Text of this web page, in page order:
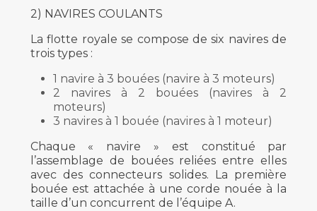
2) NAVIRES COULANTS
La flotte royale se compose de six navires de
trois types :
1 navire à 3 bouées (navire à 3 moteurs)
2 navires à 2 bouées (navires à 2
moteurs)
3 navires à 1 bouée (navires à 1 moteur)
Chaque « navire » est constitué par
l’assemblage de bouées reliées entre elles
avec des connecteurs solides. La première
bouée est attachée à une corde nouée à la
taille d’un concurrent de l’équipe A.